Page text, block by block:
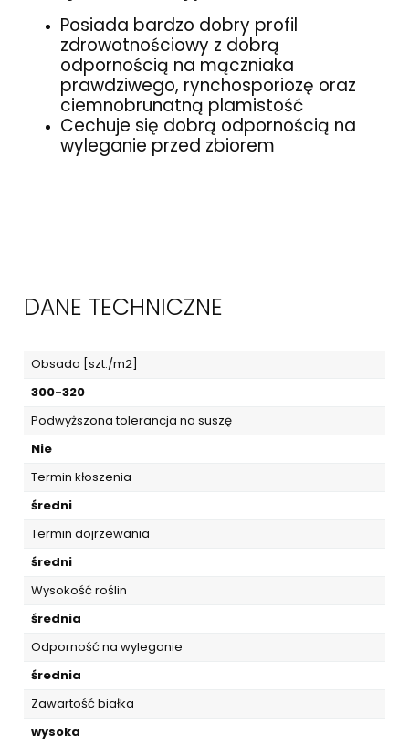
Posiada bardzo dobry profil
zdrowotnościowy z dobrą
odpornością na mączniaka
prawdziwego, rynchosporiozę oraz
ciemnobrunatną plamistość
Cechuje się dobrą odpornością na
wyleganie przed zbiorem
DANE TECHNICZNE
Obsada [szt./m2]
300-320
Podwyższona tolerancja na suszę
Nie
Termin kłoszenia
średni
Termin dojrzewania
średni
Wysokość roślin
średnia
Odporność na wyleganie
średnia
Zawartość białka
wysoka